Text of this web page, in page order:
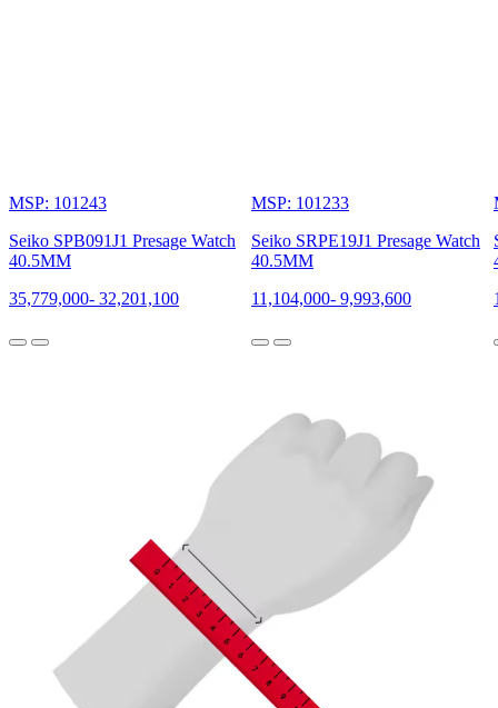
MSP: 101243
Seiko SPB091J1 Presage Watch
40.5MM
35,779,000- 32,201,100
MSP: 101233
Seiko SRPE19J1 Presage Watch
40.5MM
11,104,000- 9,993,600